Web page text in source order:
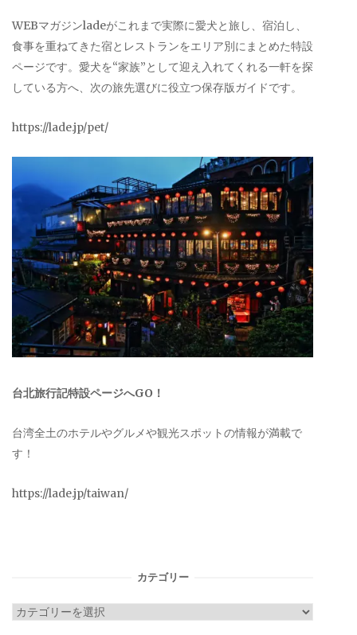
WEBマガジンladeがこれまで実際に愛犬と旅し、宿泊し、
食事を重ねてきた宿とレストランをエリア別にまとめた特設
ページです。愛犬を“家族”として迎え入れてくれる一軒を探
している方へ、次の旅先選びに役立つ保存版ガイドです。
https://lade.jp/pet/
台北旅行記特設ページへGO！
台湾全土のホテルやグルメや観光スポットの情報が満載で
す！
https://lade.jp/taiwan/
カテゴリー
カ